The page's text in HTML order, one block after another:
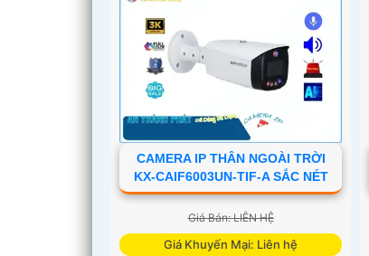
CAMERA IP THÂN NGOÀI TRỜI
KX-CAIF6003UN-TIF-A SẮC NÉT
Giá Bán: LIÊN HỆ
Giá Khuyến Mại: Liên hệ